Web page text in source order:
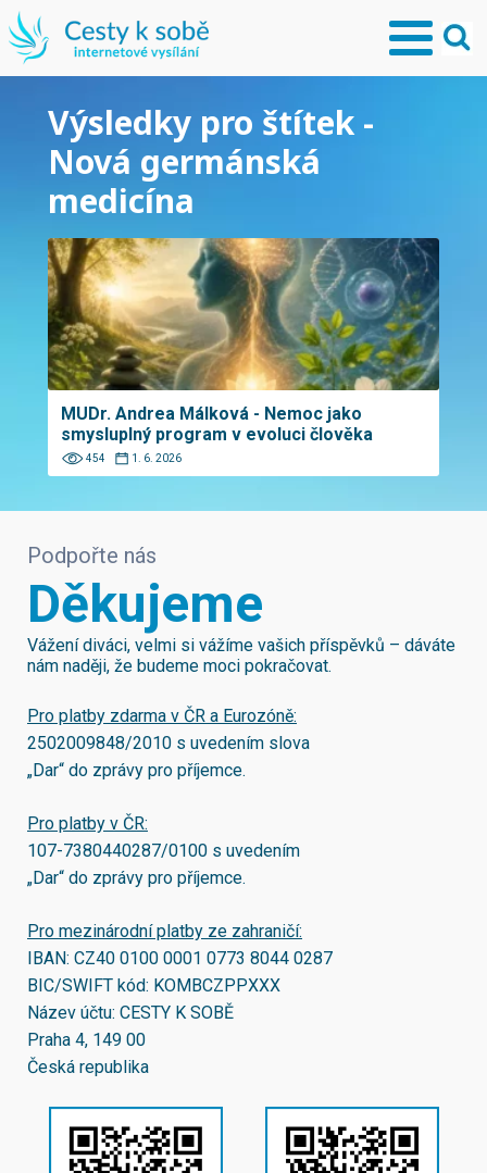
Výsledky pro štítek -
Nová germánská
medicína
MUDr. Andrea Málková - Nemoc jako
smysluplný program v evoluci člověka
454 1. 6. 2026
Podpořte nás
Děkujeme
Vážení diváci, velmi si vážíme vašich příspěvků – dáváte
nám naději, že budeme moci pokračovat.
Pro platby zdarma v ČR a Eurozóně:
2502009848/2010 s uvedením slova
„Dar“ do zprávy pro příjemce.
Pro platby v ČR:
107-7380440287/0100 s uvedením
„Dar“ do zprávy pro příjemce.
Pro mezinárodní platby ze zahraničí:
IBAN: CZ40 0100 0001 0773 8044 0287
BIC/SWIFT kód: KOMBCZPPXXX
Název účtu: CESTY K SOBĚ
Praha 4, 149 00
Česká republika